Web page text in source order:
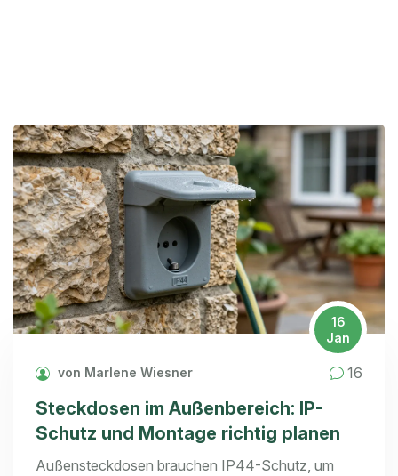
16
Jan
von Marlene Wiesner 16
Steckdosen im Außenbereich: IP-
Schutz und Montage richtig planen
Außensteckdosen brauchen IP44-Schutz, um